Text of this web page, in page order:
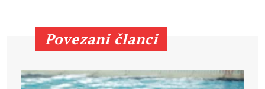
Povezani članci